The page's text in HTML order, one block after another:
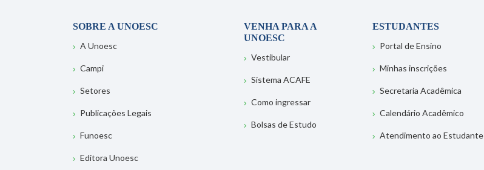
SOBRE A UNOESC
A Unoesc
Campi
Setores
Publicações Legais
Funoesc
Editora Unoesc
VENHA PARA A
UNOESC
Vestibular
Sistema ACAFE
Como ingressar
Bolsas de Estudo
ESTUDANTES
Portal de Ensino
Minhas inscrições
Secretaria Acadêmica
Calendário Acadêmico
Atendimento ao Estudante